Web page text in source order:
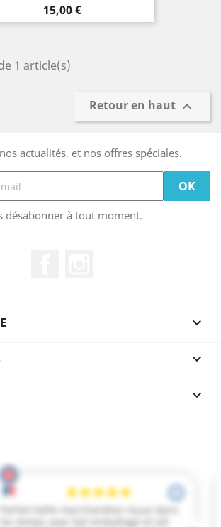
Prix
15,00 €
1 article(s)
Retour en haut 
actualités, et nos offres spéciales.
désabonner à tout moment.


